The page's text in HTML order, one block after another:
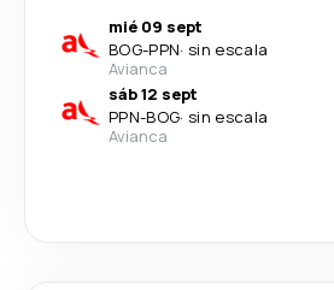
mié 09 sept
BOG-PPN· sin escala
Avianca
sáb 12 sept
PPN-BOG· sin escala
Avianca